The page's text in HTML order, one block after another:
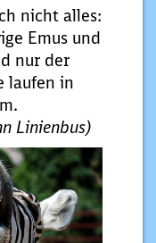
nicht alles:
Emus und
nur der
laufen in
Linienbus)